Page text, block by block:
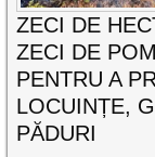
ZECI DE
ZECI DE
PENTRU A
LOCUINȚE,
PĂDURI